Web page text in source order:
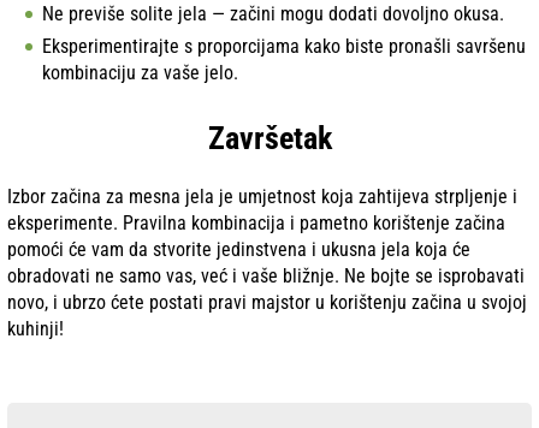
Ne previše solite jela — začini mogu dodati dovoljno okusa.
Eksperimentirajte s proporcijama kako biste pronašli savršenu
kombinaciju za vaše jelo.
Završetak
Izbor začina za mesna jela je umjetnost koja zahtijeva strpljenje i
eksperimente. Pravilna kombinacija i pametno korištenje začina
pomoći će vam da stvorite jedinstvena i ukusna jela koja će
obradovati ne samo vas, već i vaše bližnje. Ne bojte se isprobavati
novo, i ubrzo ćete postati pravi majstor u korištenju začina u svojoj
kuhinji!